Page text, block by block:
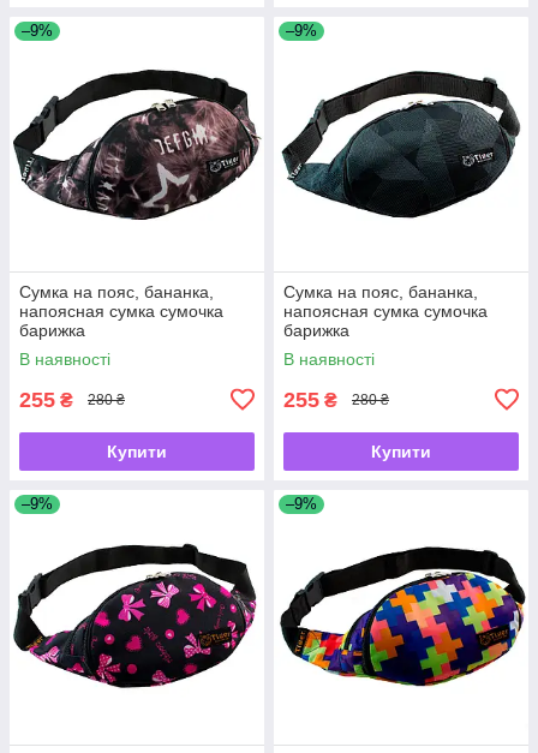
–9%
Сумка на пояс, бананка,
напоясная сумка сумочка
барижка
В наявності
255 ₴ 280 ₴
Купити
–9%
Сумка на пояс, бананка,
напоясная сумка сумочка
барижка
В наявності
255 ₴ 280 ₴
Купити
–9% –9%